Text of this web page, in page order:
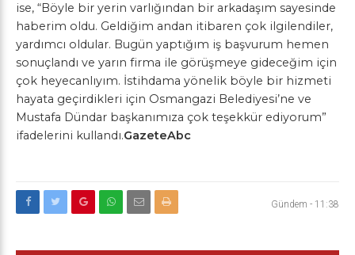
ise, “Böyle bir yerin varlığından bir arkadaşım sayesinde
haberim oldu. Geldiğim andan itibaren çok ilgilendiler,
yardımcı oldular. Bugün yaptığım iş başvurum hemen
sonuçlandı ve yarın firma ile görüşmeye gideceğim için
çok heyecanlıyım. İstihdama yönelik böyle bir hizmeti
hayata geçirdikleri için Osmangazi Belediyesi’ne ve
Mustafa Dündar başkanımıza çok teşekkür ediyorum”
ifadelerini kullandı.GazeteAbc
Gündem - 11:38